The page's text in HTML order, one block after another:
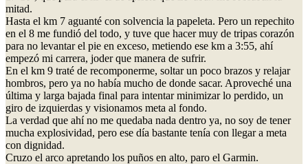
mitad.
Hasta el km 7 aguanté con solvencia la papeleta. Pero un repechito
en el 8 me fundió del todo, y tuve que hacer muy de tripas corazón
para no levantar el pie en exceso, metiendo ese km a 3:55, ahí
empezó mi carrera, joder que manera de sufrir.
En el km 9 traté de recomponerme, soltar un poco brazos y relajar
hombros, pero ya no había mucho de donde sacar. Aproveché una
última y larga bajada final para intentar minimizar lo perdido, un
giro de izquierdas y visionamos meta al fondo.
La verdad que ahí no me quedaba nada dentro ya, no soy de tener
mucha explosividad, pero ese día bastante tenía con llegar a meta
con dignidad.
Cruzo el arco apretando los puños en alto, paro el Garmin.